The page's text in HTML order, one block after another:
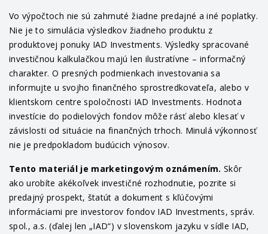
Vo výpočtoch nie sú zahrnuté žiadne predajné a iné poplatky.
Nie je to simulácia výsledkov žiadneho produktu z
produktovej ponuky IAD Investments. Výsledky spracované
investičnou kalkulačkou majú len ilustratívne – informačný
charakter. O presných podmienkach investovania sa
informujte u svojho finančného sprostredkovateľa, alebo v
klientskom centre spoločnosti IAD Investments. Hodnota
investície do podielových fondov môže rásť alebo klesať v
závislosti od situácie na finančných trhoch. Minulá výkonnosť
nie je predpokladom budúcich výnosov.
Tento materiál je marketingovým oznámením. Skôr
ako urobíte akékoľvek investičné rozhodnutie, pozrite si
predajný prospekt, štatút a dokument s kľúčovými
informáciami pre investorov fondov IAD Investments, správ.
spol., a.s. (ďalej len „IAD“) v slovenskom jazyku v sídle IAD,